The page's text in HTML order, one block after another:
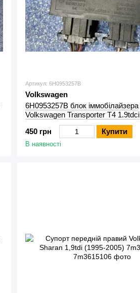
Артикул: 6H0953257B
Volkswagen
6H0953257B блок іммобілайзера
Volkswagen Transporter T4 1.9tdci
450 грн
Купити
В наявності